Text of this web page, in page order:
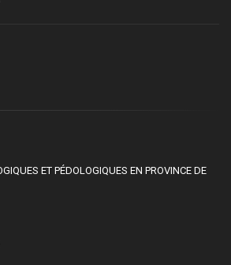
ET PÉDOLOGIQUES EN PROVINCE DE